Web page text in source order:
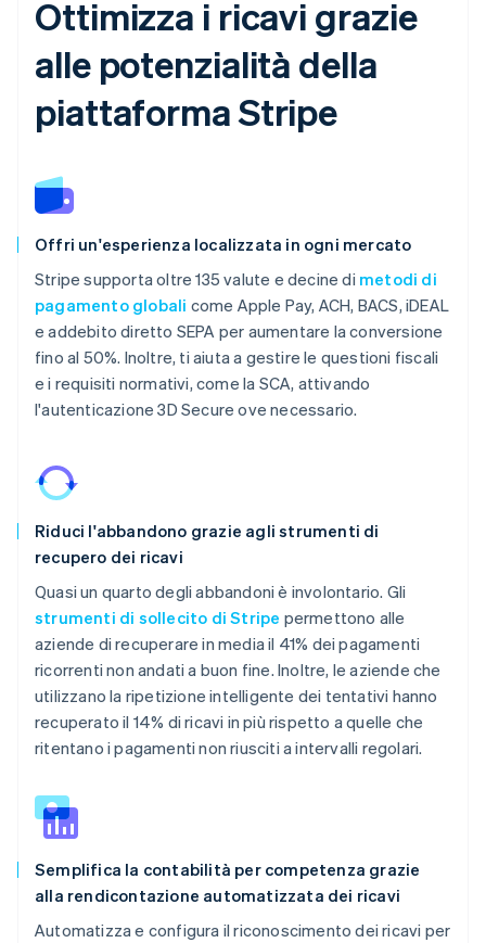
Ottimizza i ricavi grazie
alle potenzialità della
piattaforma Stripe
Offri un'esperienza localizzata in ogni mercato
Stripe supporta oltre 135 valute e decine di metodi di
pagamento globali come Apple Pay, ACH, BACS, iDEAL
e addebito diretto SEPA per aumentare la conversione
fino al 50%. Inoltre, ti aiuta a gestire le questioni fiscali
e i requisiti normativi, come la SCA, attivando
l'autenticazione 3D Secure ove necessario.
Riduci l'abbandono grazie agli strumenti di
recupero dei ricavi
Quasi un quarto degli abbandoni è involontario. Gli
strumenti di sollecito di Stripe permettono alle
aziende di recuperare in media il 41% dei pagamenti
ricorrenti non andati a buon fine. Inoltre, le aziende che
utilizzano la ripetizione intelligente dei tentativi hanno
recuperato il 14% di ricavi in più rispetto a quelle che
ritentano i pagamenti non riusciti a intervalli regolari.
Semplifica la contabilità per competenza grazie
alla rendicontazione automatizzata dei ricavi
Automatizza e configura il riconoscimento dei ricavi per